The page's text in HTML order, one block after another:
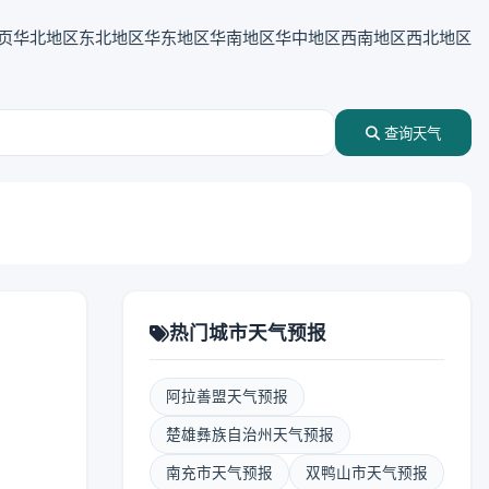
华北地区东北地区华东地区华南地区华中地区西南地区西北地区
查询天气
热门城市天气预报
阿拉善盟天气预报
楚雄彝族自治州天气预报
南充市天气预报 双鸭山市天气预报